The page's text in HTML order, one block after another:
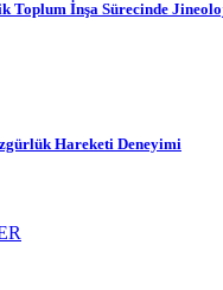
Toplum İnşa Sürecinde
Hareketi Deneyimi